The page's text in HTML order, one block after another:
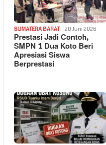
SUMATERA BARAT 20 Juni 2026
Prestasi Jadi Contoh,
SMPN 1 Dua Koto Beri
Apresiasi Siswa
Berprestasi